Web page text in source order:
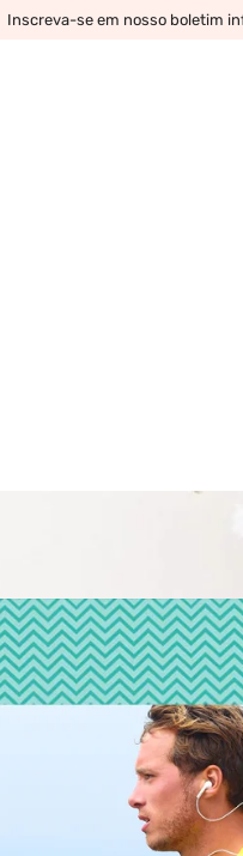
Inscreva-se em nosso boletim